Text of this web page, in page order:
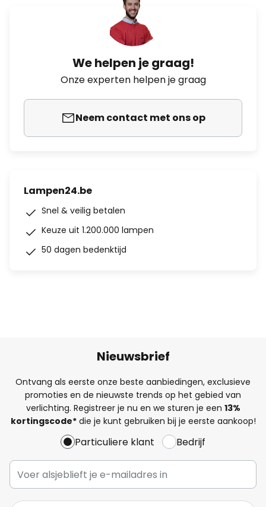
We helpen je graag!
Onze experten helpen je graag
Neem contact met ons op
Lampen24.be
Snel & veilig betalen
Keuze uit 1.200.000 lampen
50 dagen bedenktijd
Nieuwsbrief
Ontvang als eerste onze beste aanbiedingen, exclusieve
promoties en de nieuwste trends op het gebied van
verlichting. Registreer je nu en we sturen je een 13%
kortingscode*die je kunt gebruiken bij je eerste aankoop!
Particuliere klant Bedrijf